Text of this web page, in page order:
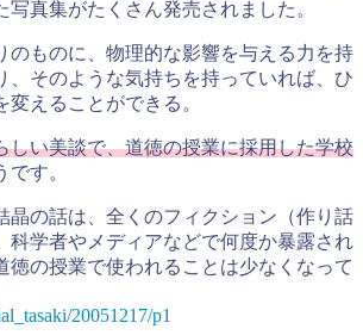
写真集がたくさん発売されました。
のものに、物理的な影響を与える力を持
、そのような気持ちを持っていれば、ひ
変えることができる。
しい美談で、道徳の授業に採用した学校
です。
晶の話は、全くのフィクション（作り話
科学者やメディアなどで何度か暴露され
徳の授業で使われることは少なくなって
20051217/p1